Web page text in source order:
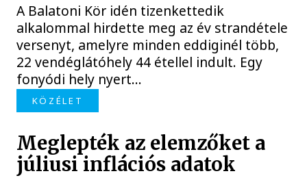
A Balatoni Kör idén tizenkettedik
alkalommal hirdette meg az év strandétele
versenyt, amelyre minden eddiginél több,
22 vendéglátóhely 44 étellel indult. Egy
fonyódi hely nyert...
KÖZÉLET
Meglepték az elemzőket a
júliusi inflációs adatok